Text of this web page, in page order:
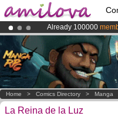
Already 100000
Premium
AmilovaKickstarter is
Home > Comics Directory > Manga
La Reina de la Luz